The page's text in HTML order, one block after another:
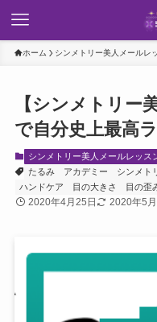
ホーム シンメトリー美人メールレ
【シンメトリー
で自分史上最高
シンメトリー美人メールレッス
たるみ
アカデミー シンメト
ハンドケア
目の大きさ 目の歪
2020年4月25日 2020年5月